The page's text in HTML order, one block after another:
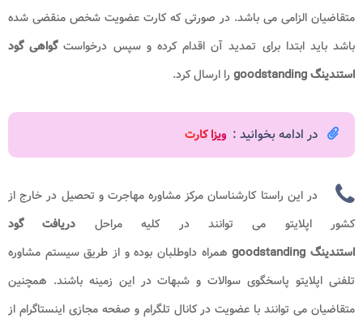
متقاضیان الزامی می باشد. در صورتی که کارت عضویت شخص منقضی شده
باشد باید ابتدا برای تمدید آن اقدام کرده و سپس درخواستگواهی گود
استندینگgoodstanding را ارسال کرد.
در ادامه بخوانید : ویزا کارت
در این راستا کارشناسان مرکز مشاوره مهاجرت و تحصیل در خارج از
کشور اپلایتو می توانند در کلیه مراحل دریافتگود
استندینگ goodstanding همراه داوطلبان بوده و از طریق سیستم مشاوره
تلفنی اپلایتو پاسخگوی سوالات و شبهات در این زمینه باشند. همچنین
متقاضیان می توانند با عضویت در کانال تلگرام و صفحه مجازی اینستاگرام از